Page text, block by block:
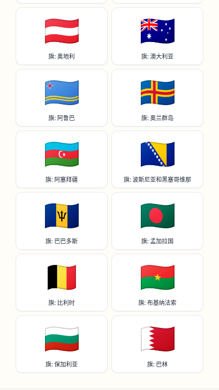
🇦🇹
旗: 奥地利
🇦🇺
旗: 澳大利亚
🇦🇼
旗: 阿鲁巴
🇦🇽
旗: 奥兰群岛
🇦🇿
旗: 阿塞拜疆
🇧🇦
旗: 波斯尼亚和黑塞哥维那
🇧🇧
旗: 巴巴多斯
🇧🇩
旗: 孟加拉国
🇧🇪
旗: 比利时
🇧🇫
旗: 布基纳法索
🇧🇬
旗: 保加利亚
🇧🇭
旗: 巴林